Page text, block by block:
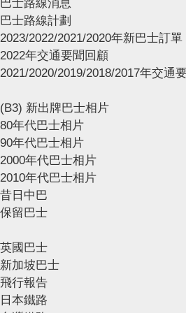
巴士路線計劃
2023/2022/2021/2020年新巴士訂單
2022年交通要聞回顧
2021/2020/2019/2018/2017年交通
(B3) 新出牌巴士相片
80年代巴士相片
90年代巴士相片
2000年代巴士相片
2010年代巴士相片
昔日中巴
保留巴士
英國巴士
新加坡巴士
飛行報告
日本鐵路